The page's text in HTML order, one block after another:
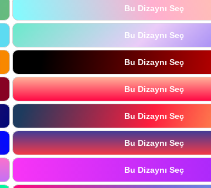
Bu Dizaynı Seç
Bu Dizaynı Seç
Bu Dizaynı Seç
Bu Dizaynı Seç
Bu Dizaynı Seç
Bu Dizaynı Seç
Bu Dizaynı Seç